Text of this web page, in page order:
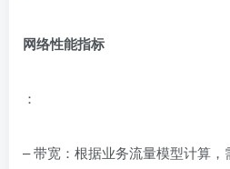
网络性能指标
：
– 带宽：根据业务流量模型计算